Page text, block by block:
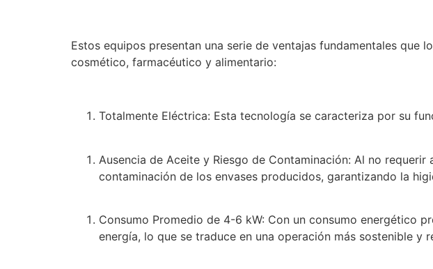
Estos equipos presentan una serie de ventajas fundamentales que
cosmético, farmacéutico y alimentario:
Totalmente Eléctrica: Esta tecnología se caracteriza por su
Ausencia de Aceite y Riesgo de Contaminación: Al no
contaminación de los envases producidos, garantizando la
Consumo Promedio de 4-6 kW: Con un consumo energético
energía, lo que se traduce en una operación más sostenible y